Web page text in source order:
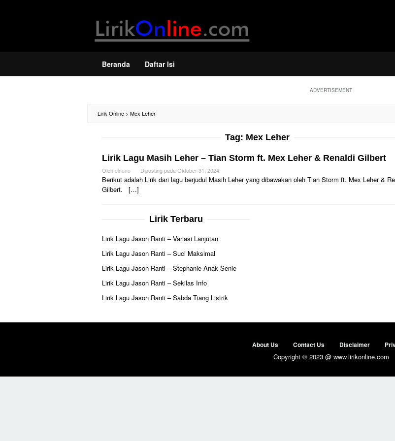
Beranda Daftar Isi
ADVERTISEMENT
Lirik Online > Mex Leher
Tag: Mex Leher
Lirik Lagu Masih Leher – Tian Storm ft. Mex Leher & Renaldi Gilbert
Olehelnuno Diposting pada Oktober 31, 2024
Berikut adalah Lirik dari lagu berjudul Masih Leher yang dibawakan oleh Tian Storm ft. Mex Leher &
Gilbert. […]
Lirik Terbaru
Lirik Lagu Jason Ranti – Variasi Lanjutan
Lirik Lagu Jason Ranti – Suci Maksimal
Lirik Lagu Jason Ranti – Stephanie Anak Senie
Lirik Lagu Jason Ranti – Sekilas Info
Lirik Lagu Jason Ranti – Sabda Tiang Listrik
About Us Contact Us Disclaimer
Copyright © 2023 @ www.lirikonline.com